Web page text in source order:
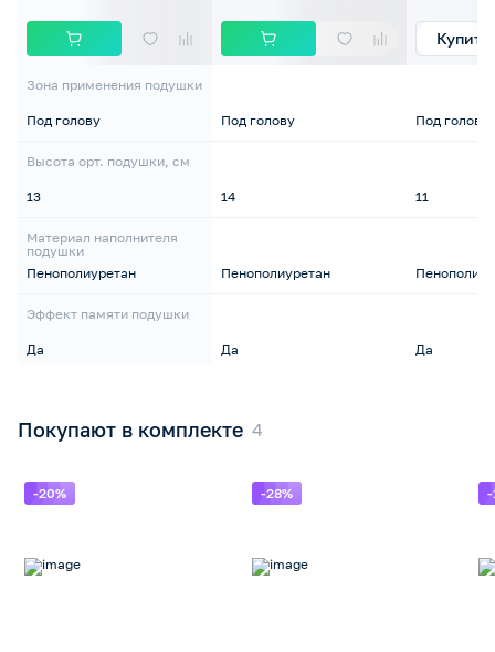
Зона применения подушки
Под голову
Высота орт. подушки, см
13
Материал наполнителя
подушки
Пенополиуретан
Эффект памяти подушки
Да
Под голову
14
Пенополиуретан
Да
Купить
Под голову
11
Да
Покупают в комплекте
-20% -28% -